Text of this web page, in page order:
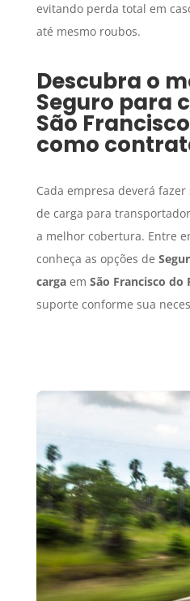
evitando perda total em
até mesmo roubos.
Descubra o
Seguro para
São
como
Cada empresa deverá
de carga para
a melhor cobertura. Entre
conheça as opções de
cargaem São Francisco do
suporte conforme sua